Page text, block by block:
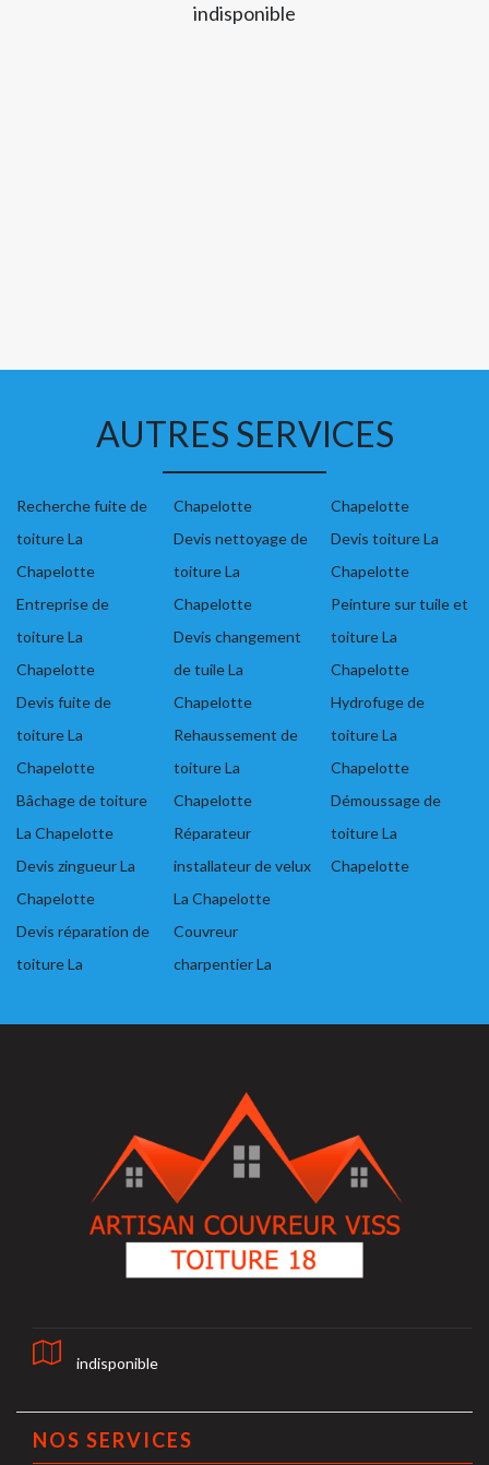
indisponible
AUTRES SERVICES
Recherche fuite de
toiture La
Chapelotte
Entreprise de
toiture La
Chapelotte
Devis fuite de
toiture La
Chapelotte
Bâchage de toiture
La Chapelotte
Devis zingueur La
Chapelotte
Devis réparation de
toiture La
Chapelotte
Devis nettoyage de
toiture La
Chapelotte
Devis changement
de tuile La
Chapelotte
Rehaussement de
toiture La
Chapelotte
Réparateur
installateur de velux
La Chapelotte
Couvreur
charpentier La
Chapelotte
Devis toiture La
Chapelotte
Peinture sur tuile et
toiture La
Chapelotte
Hydrofuge de
toiture La
Chapelotte
Démoussage de
toiture La
Chapelotte
indisponible
NOS SERVICES